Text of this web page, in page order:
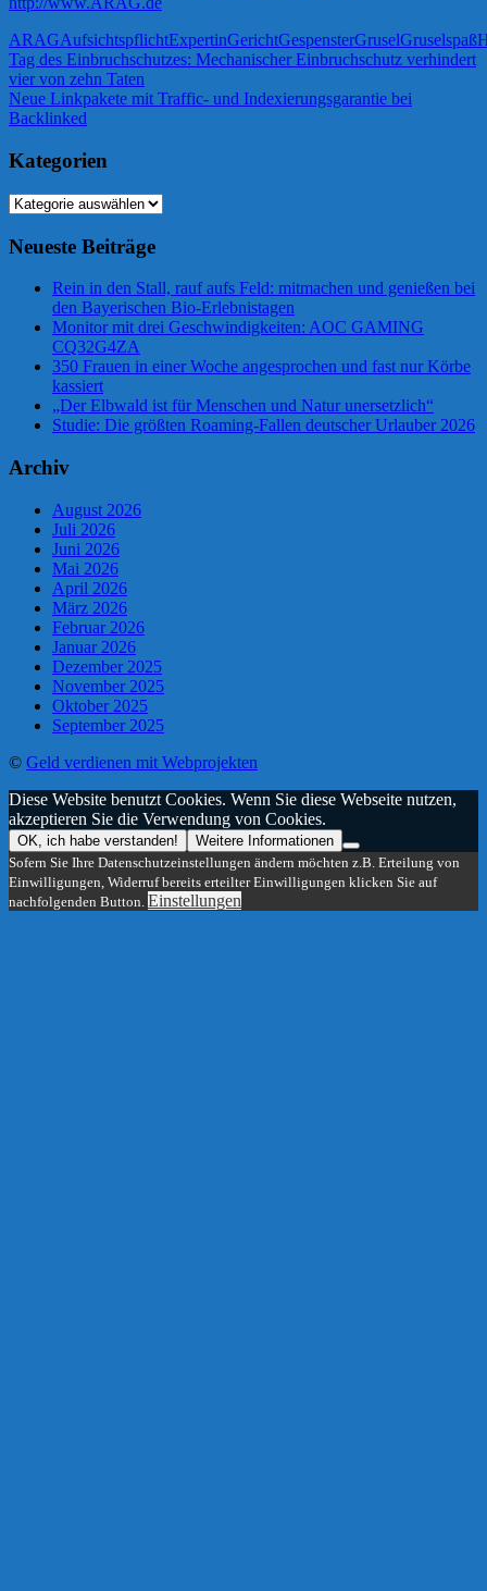
ARAGAufsichtspflichtExpertinGerichtGespensterGruselGruselspaß
Beitragsnavigation
Vorheriger
Beitrag:
Tag des Einbruchschutzes: Mechanischer Einbruchschutz verhindert
vier von zehn Taten
Nächster
Beitrag:
Neue Linkpakete mit Traffic- und Indexierungsgarantie bei
Backlinked
Kategorien
Kategorien
Neueste Beiträge
Rein in den Stall, rauf aufs Feld: mitmachen und genießen bei
den Bayerischen Bio-Erlebnistagen
Monitor mit drei Geschwindigkeiten: AOC GAMING
CQ32G4ZA
350 Frauen in einer Woche angesprochen und fast nur Körbe
kassiert
„Der Elbwald ist für Menschen und Natur unersetzlich“
Studie: Die größten Roaming-Fallen deutscher Urlauber 2026
Archiv
August 2026
Juli 2026
Juni 2026
Mai 2026
April 2026
März 2026
Februar 2026
Januar 2026
Dezember 2025
November 2025
Oktober 2025
September 2025
© Geld verdienen mit Webprojekten
Diese Website benutzt Cookies. Wenn Sie diese Webseite nutzen,
akzeptieren Sie die Verwendung von Cookies.
OK, ich habe verstanden!
Weitere Informationen
Sofern Sie Ihre Datenschutzeinstellungen ändern möchten z.B. Erteilung von
Einwilligungen, Widerruf bereits erteilter Einwilligungen klicken Sie auf
nachfolgenden Button. Einstellungen